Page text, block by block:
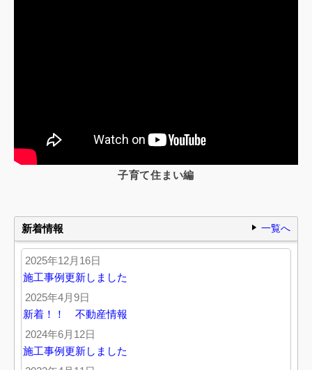
子育て住まい編
一覧へ
新着情報
2025年12月16日
施工事例更新しました
2025年4月9日
新着！！ 不動産情報
2024年6月12日
施工事例更新しました